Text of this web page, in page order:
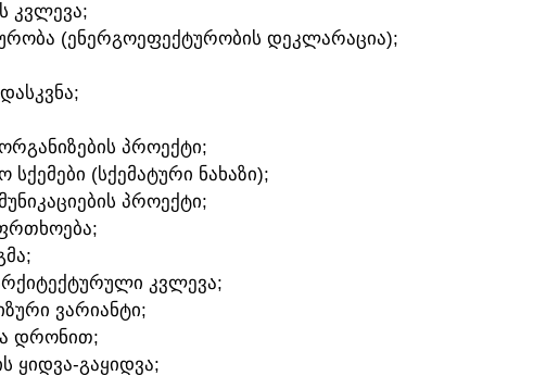
ᲙᲕᲚᲔᲕᲐ;
(ᲔᲜᲔᲠᲒᲝᲔᲤᲔᲥᲢᲣᲠᲝᲑᲘᲡ ᲓᲔᲙᲚᲐᲠᲐᲪᲘᲐ);
ᲞᲠᲝᲔᲥᲢᲘ;
ᲡᲥᲔᲛᲔᲑᲘ (ᲡᲥᲔᲛᲐᲢᲣᲠᲘ ᲜᲐᲮᲐᲖᲘ);
ᲞᲠᲝᲔᲥᲢᲘ;
ᲙᲕᲚᲔᲕᲐ;
ᲕᲐᲠᲘᲐᲜᲢᲘ;
ᲓᲠᲝᲜᲘᲗ;
ᲧᲘᲓᲕᲐ-ᲒᲐᲧᲘᲓᲕᲐ;